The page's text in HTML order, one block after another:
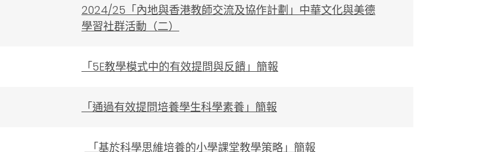
2024/25「內地與香港教師交流及協作計劃」中華文化與美德
學習社群活動（二）
「5E教學模式中的有效提問與反饋」簡報
「通過有效提問培養學生科學素養」簡報
「基於科學思維培養的小學課堂教學策略」簡報